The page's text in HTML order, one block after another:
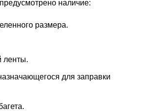
наличие:
размера.
ленты.
для заправки